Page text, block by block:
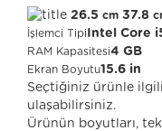
26.5 cm 37.8
İşlemci TipiIntel Core
RAM Kapasitesi4 GB
Ekran Boyutu15.6 in
Seçtiğiniz ürünle
ulaşabilirsiniz.
Ürünün boyutları,